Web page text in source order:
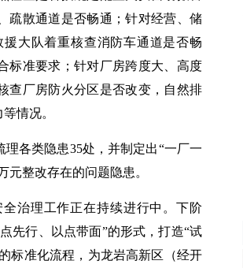
疏散通道是否畅通；针对经营、储
援大队着重核查消防车通道是否畅
标准要求；针对厂房跨度大、高度
查厂房防火分区是否改变，自然排
情况。
理各类隐患35处，并制定出“一厂一
元整改存在的问题隐患。
治理工作正在持续进行中。下阶
先行、以点带面”的形式，打造“试
标准化流程，为龙岩高新区（经开